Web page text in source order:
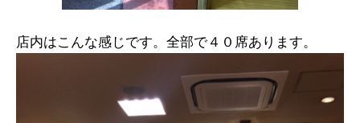
店内はこんな感じです。全部で４０席あります。